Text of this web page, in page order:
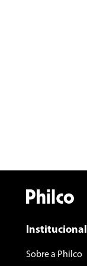
Institucional
Sobre a Philco